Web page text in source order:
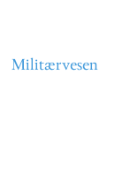
Militærvesen